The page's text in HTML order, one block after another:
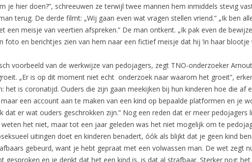
je hier doen?”, schreeuwen ze terwijl twee mannen hem inmiddels stevig
terug. De derde filmt: „Wij gaan even wat vragen stellen vriend.” „Ik ben
een meisje van veertien afspreken.” De man ontkent. „Ik pak even de
foto en berichtjes zien van hem naar een fictief meisje dat hij ’in haar blootje
voorbeeld van de werkwijze van pedojagers, zegt TNO-onderzoeker
„Er is op dit moment niet echt onderzoek naar waarom het groeit”,
het is coronatijd. Ouders die zijn gaan meekijken bij hun kinderen hoe die
een account aan te maken van een kind op bepaalde platformen en je
dat er wat ouders geschrokken zijn.” Nog een reden dat er meer
het niet, maar tot een jaar geleden was het niet mogelijk om te
uitingen doet en kinderen benadert, óók als blijkt dat je geen kind
gebeurd, want je hebt gepraat met een volwassen man. De wet zegt
gesproken en je denkt dat het een kind is, is dat al strafbaar. Sterker nog;